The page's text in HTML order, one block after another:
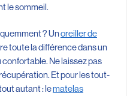
le sommeil.
? Unoreiller de
toute la différence dans un
Ne laissez pas
Et pour les tout-
autant : lematelas